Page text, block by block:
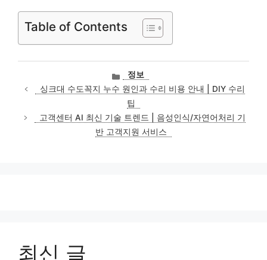
Table of Contents
카
테
고
리
정보
싱크대 수도꼭지 누수 원인과 수리 비용 안내 | DIY 수리
팁
고객센터 AI 최신 기술 트렌드 | 음성인식/자연어처리 기
반 고객지원 서비스
최신 글